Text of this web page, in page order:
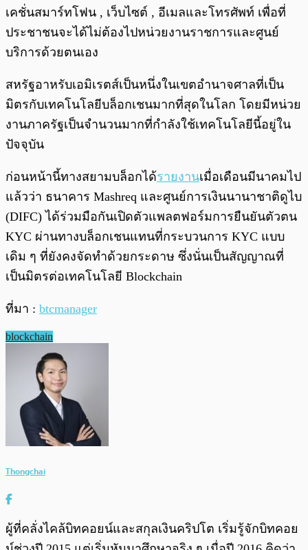
เคชั่นสมาร์ทโฟน , เว็บไซต์ , อีเมลและโทรศัพท์ เพื่อที่
ประชาชนจะได้ไม่ต้องไปหน่วยงานราชการและศูนย์
บริการด้วยตนเอง
สหรัฐอาหรับเอมิเรตส์เป็นหนึ่งในเขตอำนาจศาลที่เป็น
มิตรกับเทคโนโลยีบล็อกเชนมากที่สุดในโลก โดยมีหน่วย
งานภาครัฐเป็นจำนวนมากที่กำลังใช้เทคโนโลยีนี้อยู่ใน
ปัจจุบัน
ก่อนหน้านี้ทางสยามบล็อกได้รายงานเมื่อเดือนมีนาคมไป
แล้วว่า ธนาคาร Mashreq และศูนย์การเงินนานาชาติดูไบ
(DIFC) ได้ร่วมมือกันเปิดตัวแพลตฟอร์มการยืนยันตัวตน
KYC ผ่านทางบล็อกเชนแทนที่กระบวนการ KYC แบบ
เดิม ๆ ที่ยังคงจัดทำด้วยกระดาษ ซึ่งนั่นเป็นสัญญาณที่
เป็นมิตรต่อเทคโนโลยี Blockchain
ที่มา : btcmanager
blockchain
Thongchai
ผู้ที่คลั่งไคล้บิทคอยน์และสกุลเงินคริปโต เริ่มรู้จักบิทคอย